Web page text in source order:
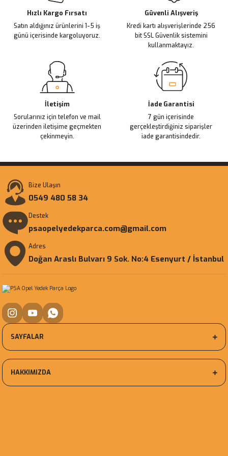
Ürün fiyatı diğer sitelerden daha pahalı.
Bu ürüne benzer farklı alternatifler olmalı.
Hızlı Kargo Fırsatı
Satın aldığınız ürünlerini 1-5 iş
günü içerisinde kargoluyoruz.
Güvenli Alışveriş
Kredi kartı alışverişlerinde 256
bit SSL Güvenlik sistemini
kullanmaktayız.
İletişim
Sorularınız için telefon ve mail
üzerinden iletişime geçmekten
çekinmeyin.
İade Garantisi
7 gün içerisinde
gerçekleştirdiğiniz siparişler
iade garantisindedir.
Bize Ulaşın
0549 480 58 34
Destek
psaopelyedekparca.com@gmail.com
Adres
Doğan Araslı Bulvarı 9 Sok. No:4 Esenyurt / İstanbul
SAYFALAR
HAKKIMIZDA